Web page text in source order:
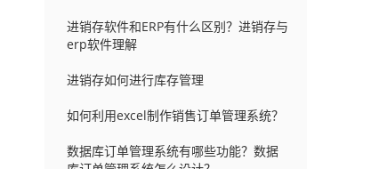
进销存软件和ERP有什么区别？进销存与
erp软件理解
进销存如何进行库存管理
如何利用excel制作销售订单管理系统？
数据库订单管理系统有哪些功能？数据